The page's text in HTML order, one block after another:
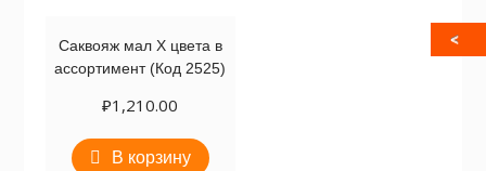
Саквояж мал Х цвета в
ассортимент (Код 2525)
₽1,210.00
В корзину